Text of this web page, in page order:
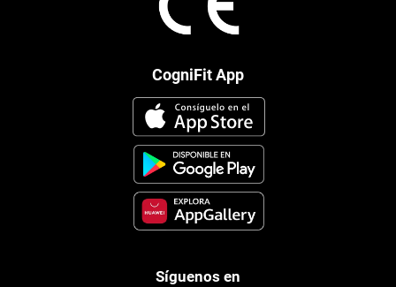
CogniFit App
Síguenos en